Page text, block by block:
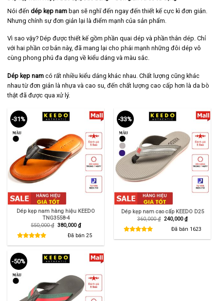
Nói đến dép kẹp nam bạn sẽ nghĩ đến ngay đến thiết kế cực kì đơn giản.
Nhưng chính sự đơn giản lại là điểm mạnh của sản phẩm.
Vì sao vậy? Dép được thiết kế gồm phần quai dép và phần thân dép. Chỉ
với hai phần cơ bản này, đã mang lại cho phái mạnh những đôi dép vô
cùng phong phú đa dạng về kiểu dáng và màu sắc.
Dép kẹp nam có rất nhiều kiểu dáng khác nhau. Chất lượng cũng khác
nhau từ đơn giản là nhựa và cao su, đến chất lượng cao cấp hơn là da bò
thật đã được qua xử lý.
-31%
Dép kẹp nam hàng hiệu KEEDO
TNG3558-4
550,000₫ Giá
550,000 ₫.
380,000₫Giá
hiện
tại
là:
Đã bán 25
-33%
Dép kẹp nam cao cấp KEEDO D25
360,000₫ Giá
360,000 ₫.
240,000₫Giá
hiện
tại
là:
Đã bán 1623
-50%